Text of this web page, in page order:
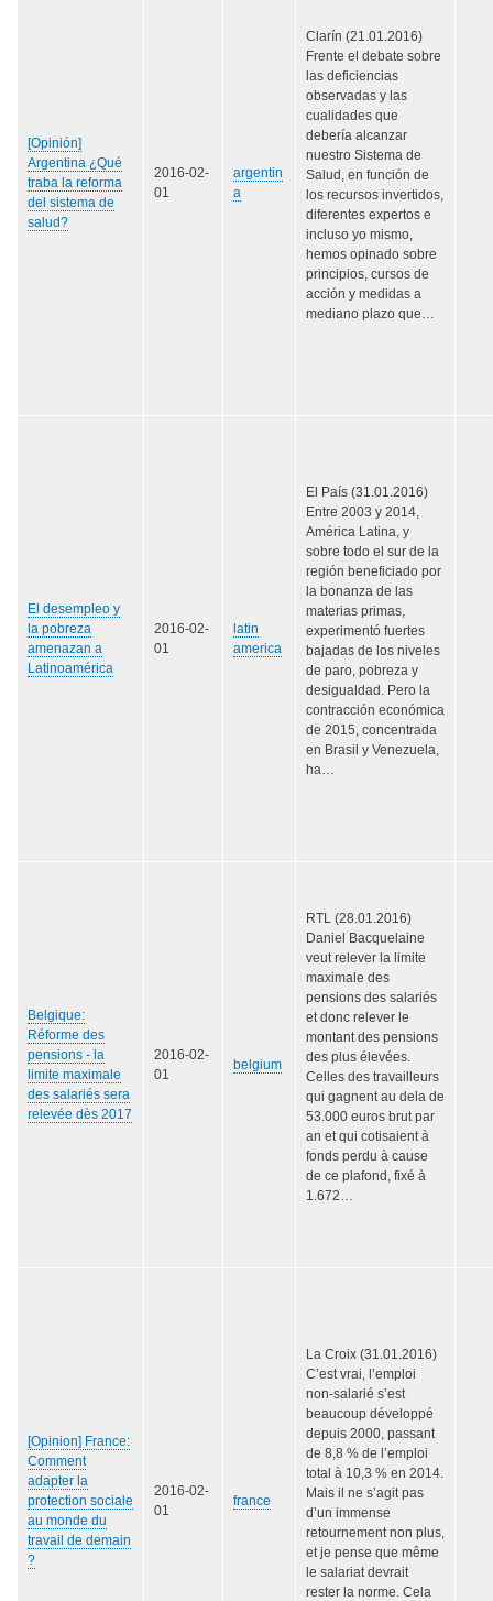
[Opinión]
Argentina ¿Qué
traba la reforma
del sistema de
salud?
2016-02-
01
argentin
a
Clarín (21.01.2016)
Frente el debate sobre
las deficiencias
observadas y las
cualidades que
debería alcanzar
nuestro Sistema de
Salud, en función de
los recursos invertidos,
diferentes expertos e
incluso yo mismo,
hemos opinado sobre
principios, cursos de
acción y medidas a
mediano plazo que…
El desempleo y
la pobreza
amenazan a
Latinoamérica
2016-02-
01
latin
america
El País (31.01.2016)
Entre 2003 y 2014,
América Latina, y
sobre todo el sur de la
región beneficiado por
la bonanza de las
materias primas,
experimentó fuertes
bajadas de los niveles
de paro, pobreza y
desigualdad. Pero la
contracción económica
de 2015, concentrada
en Brasil y Venezuela,
ha…
Belgique:
Réforme des
pensions - la
limite maximale
des salariés sera
relevée dès 2017
2016-02-
01
belgium
RTL (28.01.2016)
Daniel Bacquelaine
veut relever la limite
maximale des
pensions des salariés
et donc relever le
montant des pensions
des plus élevées.
Celles des travailleurs
qui gagnent au dela de
53.000 euros brut par
an et qui cotisaient à
fonds perdu à cause
de ce plafond, fixé à
1.672…
[Opinion] France:
Comment
adapter la
protection sociale
au monde du
travail de demain
?
2016-02-
01
france
La Croix (31.01.2016)
C’est vrai, l’emploi
non-salarié s’est
beaucoup développé
depuis 2000, passant
de 8,8 % de l’emploi
total à 10,3 % en 2014.
Mais il ne s’agit pas
d’un immense
retournement non plus,
et je pense que même
le salariat devrait
rester la norme. Cela